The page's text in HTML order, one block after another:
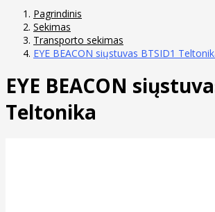
Pagrindinis
Sekimas
Transporto sekimas
EYE BEACON siųstuvas BTSID1
EYE BEACON
Teltonika